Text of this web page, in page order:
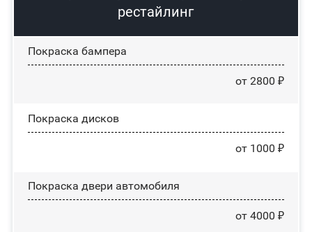
рестайлинг
Покраска бампера
от 2800 ₽
Покраска дисков
от 1000 ₽
Покраска двери автомобиля
от 4000 ₽